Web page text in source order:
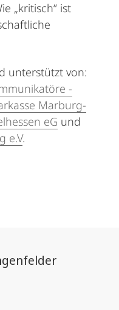
„kritisch“ ist
unterstützt von:
-
Marburg-
eG und
e.V.